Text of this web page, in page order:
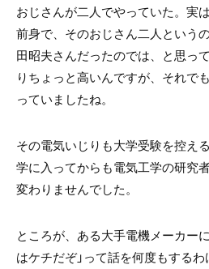
おじさんが二人でやっていた。実
前身で、そのおじさん二人という
田昭夫さんだったのでは、と思っ
りちょっと高いんですが、それで
っていましたね。
その電気いじりも大学受験を控え
学に入ってからも電気工学の研究
変わりませんでした。
ところが、ある大手電機メーカー
はケチだぞ」って話を何度もする